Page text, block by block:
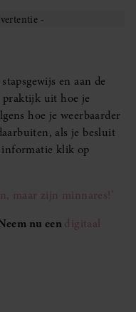
en aan de
praktijk uit hoe je
hoe je weerbaarder
als je besluit
informatie klik op
maar zijn minnares!’
nu eendigitaal